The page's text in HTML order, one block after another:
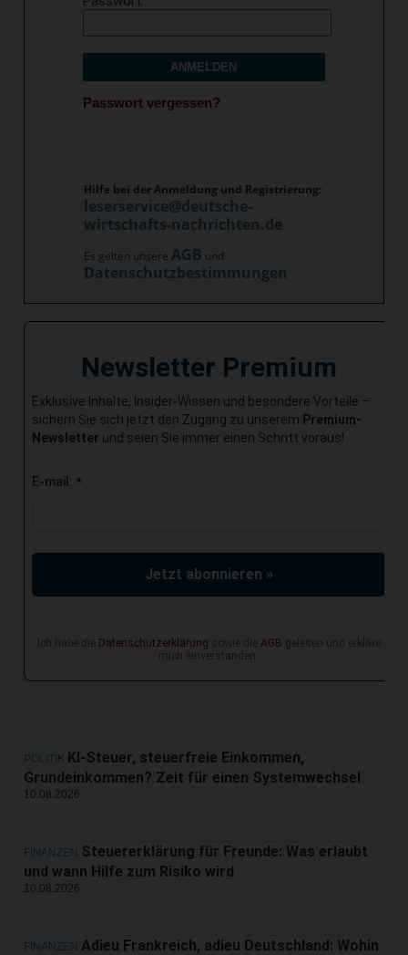
ANMELDEN
Passwort vergessen?
Hilfe bei der Anmeldung und Registrierung:
leserservice@deutsche-
wirtschafts-nachrichten.de
Es gelten unsere AGB und
Datenschutzbestimmungen
Newsletter Premium
Exklusive Inhalte, Insider-Wissen und besondere Vorteile –
sichern Sie sich jetzt den Zugang zu unserem Premium-
Newsletter und seien Sie immer einen Schritt voraus!
E-mail: *
Jetzt abonnieren »
Ich habe die Datenschutzerklärung sowie die AGB gelesen und erkläre
mich einverstanden.
POLITIK KI-Steuer, steuerfreie Einkommen,
Grundeinkommen? Zeit für einen Systemwechsel
10.08.2026
FINANZEN Steuererklärung für Freunde: Was erlaubt
und wann Hilfe zum Risiko wird
10.08.2026
FINANZEN Adieu Frankreich, adieu Deutschland: Wohin